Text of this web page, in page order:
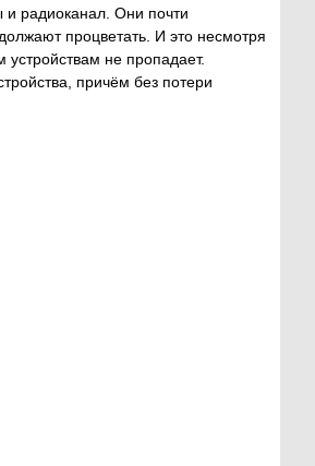
и радиоканал. Они почти
процветать. И это несмотря
не пропадает.
причём без потери